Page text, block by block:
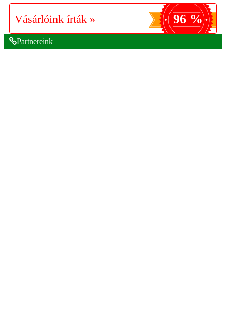
Vásárlóink írták » 96 %
Partnereink